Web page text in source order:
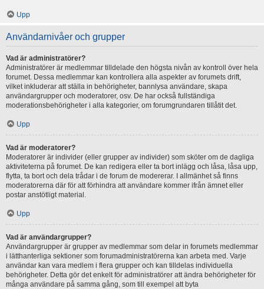
Upp
Användarnivåer och grupper
Vad är administratörer?
Administratörer är medlemmar tilldelade den högsta nivån av kontroll över hela
forumet. Dessa medlemmar kan kontrollera alla aspekter av forumets drift,
vilket inkluderar att ställa in behörigheter, bannlysa användare, skapa
användargrupper och moderatorer, osv. De har också fullständiga
moderationsbehörigheter i alla kategorier, om forumgrundaren tillåtit det.
Upp
Vad är moderatorer?
Moderatorer är individer (eller grupper av individer) som sköter om de dagliga
aktiviteterna på forumet. De kan redigera eller ta bort inlägg och låsa, låsa upp,
flytta, ta bort och dela trådar i de forum de modererar. I allmänhet så finns
moderatorerna där för att förhindra att användare kommer ifrån ämnet eller
postar anstötligt material.
Upp
Vad är användargrupper?
Användargrupper är grupper av medlemmar som delar in forumets medlemmar
i lätthanterliga sektioner som forumadministratörerna kan arbeta med. Varje
användar kan vara medlem i flera grupper och kan tilldelas individuella
behörigheter. Detta gör det enkelt för administratörer att ändra behörigheter för
många användare på samma gång, som till exempel att byta